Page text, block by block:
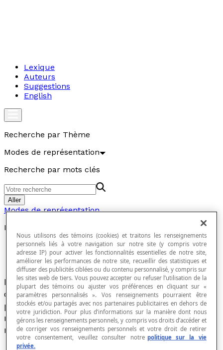
Lexique
Auteurs
Suggestions
English
Recherche par Thème
Modes de représentation
Recherche par mots clés
Aller
Modes de représentation
Notation positionnelle
Procédé d'écriture des nombres dans lequel
chaque position d'un chiffre est reliée à la
position voisine par un multiplicateur. Le
multiplicateur définit la base du système de
numération.
Nous utilisons des témoins (cookies) et traitons les renseignements
personnels liés à votre navigation sur notre site (y compris votre
adresse IP) pour activer les fonctionnalités essentielles de notre site,
améliorer les performances de notre site, recueillir des statistiques et
diffuser des publicités ciblées ou du contenu personnalisé, y compris sur
les sites web de tiers. Vous pouvez accepter ou refuser l’utilisation de la
plupart des témoins ou ajuster vos préférences en cliquant sur «
paramètres personnalisés ». Vos renseignements pourraient être
stockés et/ou partagés avec nos partenaires publicitaires en dehors de
votre juridiction. Pour plus d’informations sur la manière dont nous
gérons les renseignements personnels, y compris vos droits d’accéder et
de corriger vos renseignements personnels et votre droit de retirer
votre consentement, veuillez consulter notre politique sur la vie
privée.